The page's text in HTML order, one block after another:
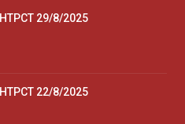
29/8/2025
22/8/2025